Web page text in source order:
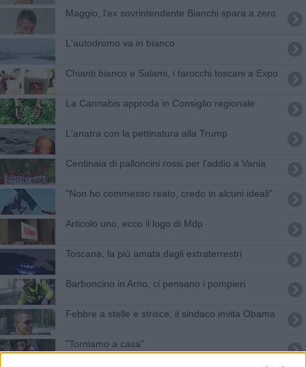
​Maggio, l’ex sovrintendente Bianchi spara a zero
L'autodromo va in bianco
Chianti bianco e Salami, i tarocchi toscani a Expo
La Cannabis approda in Consiglio regionale
L'anatra con la pettinatura alla Trump
Centinaia di palloncini rossi per l'addio a Vania
"Non ho commesso reato, credo in alcuni ideali"
Articolo uno, ecco il logo di Mdp
Toscana, la più amata dagli extraterrestri
Barboncino in Arno, ci pensano i pompieri
Febbre a stelle e strisce, il sindaco invita Obama
"Torniamo a casa"